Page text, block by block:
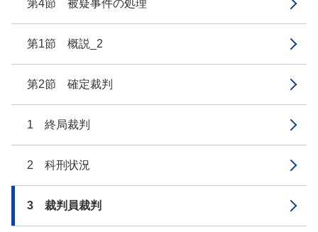
第4節 被疑事件の処理
第1節 概説_2
第2節 確定裁判
1 終局裁判
2 科刑状況
3 裁判員裁判